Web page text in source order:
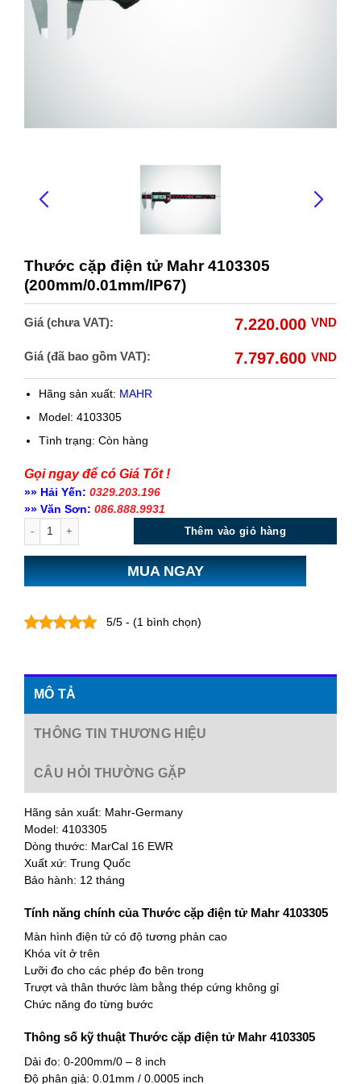
Thước cặp điện tử Mahr 4103305
(200mm/0.01mm/IP67)
Giá (chưa VAT): 7.220.000 VND
Giá (đã bao gồm VAT): 7.797.600 VND
Hãng sản xuất: MAHR
Model: 4103305
Tình trạng: Còn hàng
Gọi ngay để có Giá Tốt !
»» Hải Yến: 0329.203.196
»» Văn Sơn: 086.888.9931
Thêm vào giỏ hàng
MUA NGAY
5/5 - (1 bình chọn)
MÔ TẢ
THÔNG TIN THƯƠNG HIỆU
CÂU HỎI THƯỜNG GẶP
Hãng sản xuất: Mahr-Germany
Model: 4103305
Dòng thước: MarCal 16 EWR
Xuất xứ: Trung Quốc
Bảo hành: 12 tháng
Tính năng chính của Thước cặp điện tử Mahr 4103305
Màn hình điện tử có độ tương phản cao
Khóa vít ở trên
Lưỡi đo cho các phép đo bên trong
Trượt và thân thước làm bằng thép cứng không gỉ
Chức năng đo từng bước
Thông số kỹ thuật Thước cặp điện tử Mahr 4103305
Dải đo: 0-200mm/0 – 8 inch
Độ phân giả: 0.01mm / 0.0005 inch